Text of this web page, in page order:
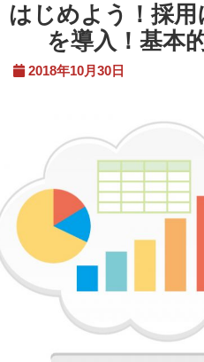
はじめよう！採
を導入！基本
2018年10月30日